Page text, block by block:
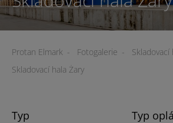
Protan Elmark - Fotogalerie - Skladovací
Skladovací hala Żary
Typ
Typ